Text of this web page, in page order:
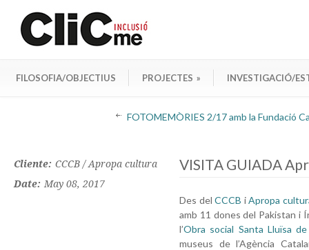
FILOSOFIA/OBJECTIUS PROJECTES » INVESTIGACIÓ/
FOTOMEMÒRIES 2/17 amb la Fundació
Cliente: CCCB / Apropa cultura
Date: May 08, 2017
VISITA GUIADA
Des del CCCB iApropa
amb 11 dones del Pakistan i
l’Obra social Santa Lluïsa de
museus de l’Agència